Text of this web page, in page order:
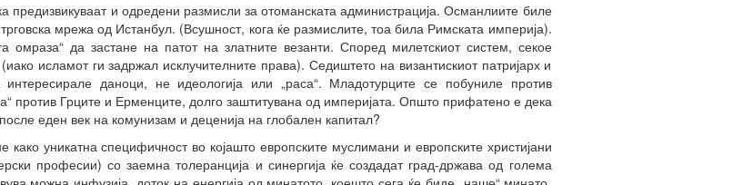
предизвикуваат и одредени размисли за отоманската администрација. Османлиите биле
мрежа од Истанбул. (Всушност, кога ќе размислите, тоа била Римската империја).
омраза“ да застане на патот на златните везанти. Според милетскиот систем, секое
исламот ги задржал исклучителните права). Седиштето на византискиот патријарх и
даноци, не идеологија или „раса“. Младотурците се побуниле против
против Грците и Ерменците, долго заштитувана од империјата. Општо прифатено е дека
еден век на комунизам и деценија на глобален капитал?
уникатна специфичност во којашто европските муслимани и европските христијани
професии) со заемна толеранција и синергија ќе создадат град-држава од голема